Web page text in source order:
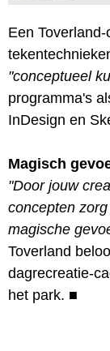
Een
"conceptueel
programma's
InDesign en
Magisch
"Door jouw
concepten
magische
Toverland
dagrecreatie-
het park. ■